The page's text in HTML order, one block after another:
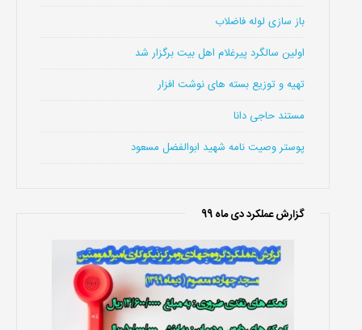
باز سازی لوله فاضلاب
اولین سالگرد پیرغلام اهل بیت برگزار شد
تهیه و توزیع بسته های نوشت افزار
مستند حاجی دانا
پوستر وصیت نامه شهید ابوالفضل مسعود
گزارش عملکرد دی ماه 99